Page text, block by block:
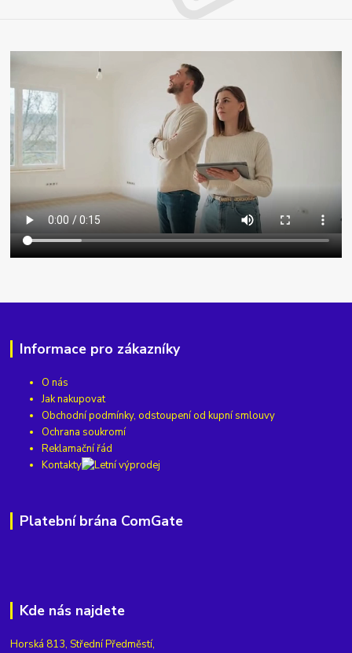
Informace pro zákazníky
O nás
Jak nakupovat
Obchodní podmínky, odstoupení od kupní smlouvy
Ochrana soukromí
Reklamační řád
Kontakty
Platební brána ComGate
Kde nás najdete
Horská 813, Střední Předměstí,